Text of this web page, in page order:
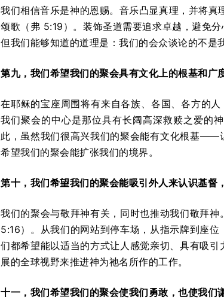
我们相信音乐是神的恩赐。音乐凸显真理，并将
颂歌（弗 5:19）。装饰圣道需要追求卓越，避免
但我们能够知道的道理是：我们的会众谈论的不是
第九，我们希望我们的聚会具有文化上的根基和广
在耶稣的宝座周围将有来自各族、各国、各方的
我们聚会的中心是那位具有长阔高深救赎之爱
此，虽然我们很高兴我们的聚会能有文化根基
希望我们的聚会能扩张我们的境界。
第十，我们希望我们的聚会能吸引 外人来认识基督
我们的聚会与敬拜神有关，同时也推动我们敬拜
5:16）。从我们的网站到停车场，从指示牌到座
们都希望能以适当的方式让人感觉亲切、具有吸
展的全球视野来推进神为祂名所作的工作。
十一，我们希望我们的聚会使我们 勇敢 ，也使我们